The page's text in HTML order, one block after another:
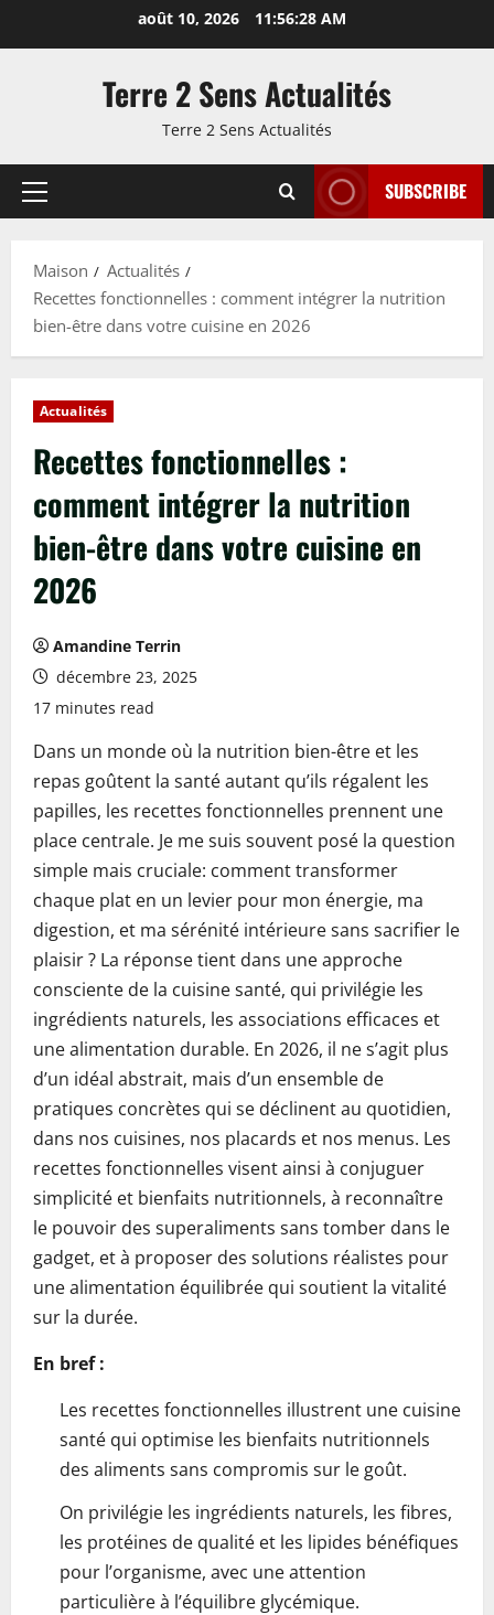
au
août 10, 2026 11:56:29 AM
Terre 2 Sens Actualités
Terre 2 Sens Actualités
Menu
SUBSCRIBE
Maison
Actualités
Recettes fonctionnelles : comment intégrer la nutrition
bien-être dans votre cuisine en 2026
Actualités
Recettes fonctionnelles :
comment intégrer la nutrition
bien-être dans votre cuisine en
2026
Amandine Terrin
décembre 23, 2025
17 minutes read
Dans un monde où la nutrition bien-être et les
repas goûtent la santé autant qu’ils régalent les
papilles, les recettes fonctionnelles prennent une
place centrale. Je me suis souvent posé la question
simple mais cruciale: comment transformer
chaque plat en un levier pour mon énergie, ma
digestion, et ma sérénité intérieure sans sacrifier le
plaisir ? La réponse tient dans une approche
consciente de la cuisine santé, qui privilégie les
ingrédients naturels, les associations efficaces et
une alimentation durable. En 2026, il ne s’agit plus
d’un idéal abstrait, mais d’un ensemble de
pratiques concrètes qui se déclinent au quotidien,
dans nos cuisines, nos placards et nos menus. Les
recettes fonctionnelles visent ainsi à conjuguer
simplicité et bienfaits nutritionnels, à reconnaître
le pouvoir des superaliments sans tomber dans le
gadget, et à proposer des solutions réalistes pour
une alimentation équilibrée qui soutient la vitalité
sur la durée.
En bref :
Les recettes fonctionnelles illustrent une cuisine
santé qui optimise les bienfaits nutritionnels
des aliments sans compromis sur le goût.
On privilégie les ingrédients naturels, les fibres,
les protéines de qualité et les lipides bénéfiques
pour l’organisme, avec une attention
particulière à l’équilibre glycémique.